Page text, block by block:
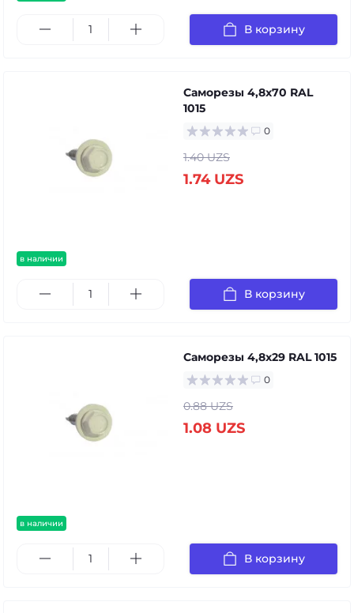
В корзину
в наличии
Саморезы 4,8х70 RAL
1015
0
1.40 UZS
1.74 UZS
В корзину
в наличии
Саморезы 4,8х29 RAL 1015
0
0.88 UZS
1.08 UZS
В корзину